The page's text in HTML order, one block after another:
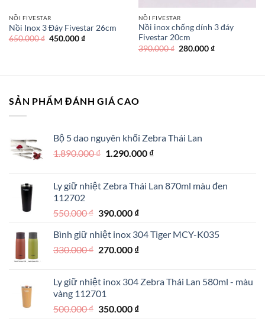
NỒI FIVESTAR
Nồi Inox 3 Đáy Fivestar 26cm
650.000₫ Giá
450.000₫Giá
NỒI FIVESTAR
Nồi inox chống dính 3 đáy
Fivestar 20cm
390.000₫ Giá
280.000₫Giá
SẢN PHẨM ĐÁNH GIÁ CAO
Bộ 5 dao nguyên khối Zebra Thái Lan
1.890.000₫ Giá
1.890.000 ₫.
1.290.000 ₫Giá
là:
Ly giữ nhiệt Zebra Thái Lan 870ml màu đen
112702
550.000₫ Giá
là:
550.000 ₫.
390.000 ₫Giá
tại
là:
Bình giữ nhiệt inox 304 Tiger MCY-K035
330.000₫ Giá
330.000 ₫.
270.000 ₫Giá
là:
Ly giữ nhiệt inox 304 Zebra Thái Lan 580ml - màu
vàng 112701
500.000₫ Giá
350.000 ₫Giá